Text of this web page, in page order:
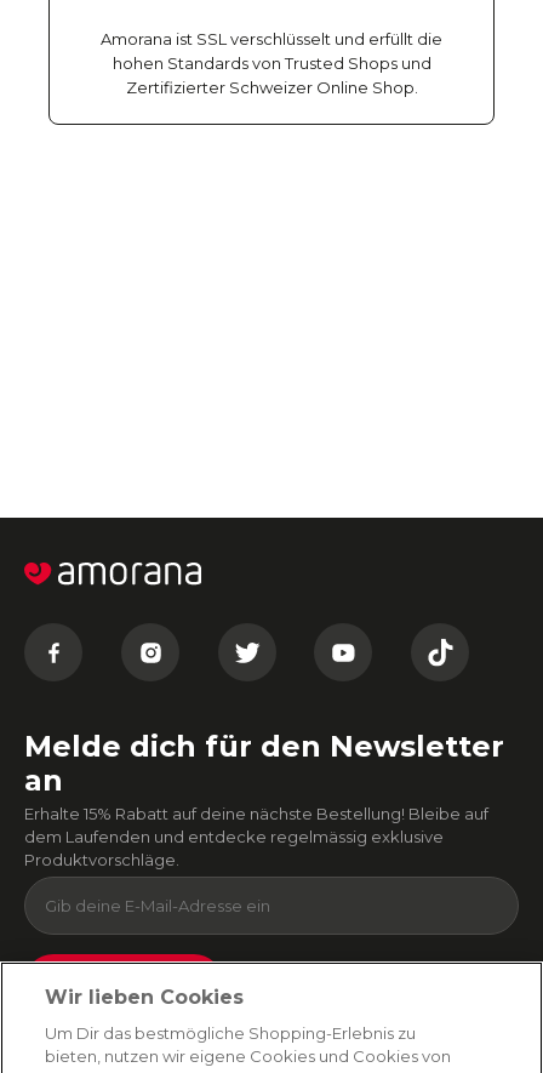
Amorana ist SSL verschlüsselt und erfüllt die
hohen Standards von Trusted Shops und
Zertifizierter Schweizer Online Shop.
Melde dich für den Newsletter
an
Erhalte 15% Rabatt auf deine nächste Bestellung! Bleibe auf
dem Laufenden und entdecke regelmässig exklusive
Produktvorschläge.
Absenden
Du kannst dich jederzeit von unserem Newsletter abmelden. Indem du fortfährst, stimmst
du unseren E-Mail-Bedingungenund Datenschutzbestimmungen zu
Wir lieben Cookies
Um Dir das bestmögliche Shopping-Erlebnis zu
bieten, nutzen wir eigene Cookies und Cookies von